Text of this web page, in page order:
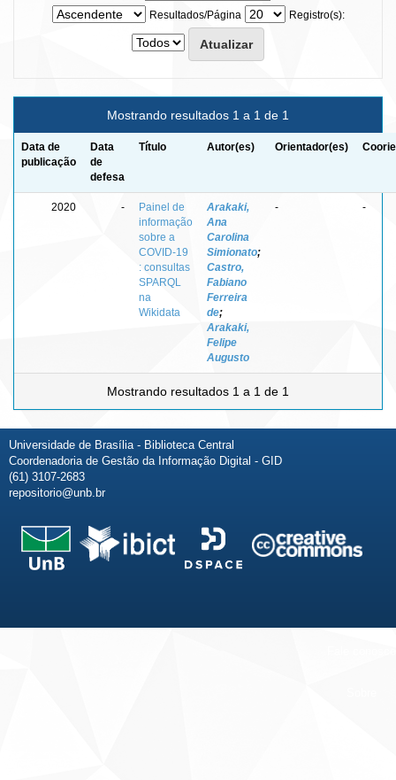
Resultados/Página
Registro(s):
Mostrando resultados 1 a 1 de 1
Data de
publicação
Data
de
defesa
Título Autor(es) Orientador(es)
2020 -
Painel de
informação
sobre a
COVID-19
: consultas
SPARQL
na
Wikidata
Arakaki,
Ana
Carolina
Simionato;
Castro,
Fabiano
Ferreira
de;
Arakaki,
Felipe
Augusto
- -
Mostrando resultados 1 a 1 de 1
Universidade de Brasília - Biblioteca Central
Coordenadoria de Gestão da Informação Digital - GID
(61) 3107-2683
repositorio@unb.br